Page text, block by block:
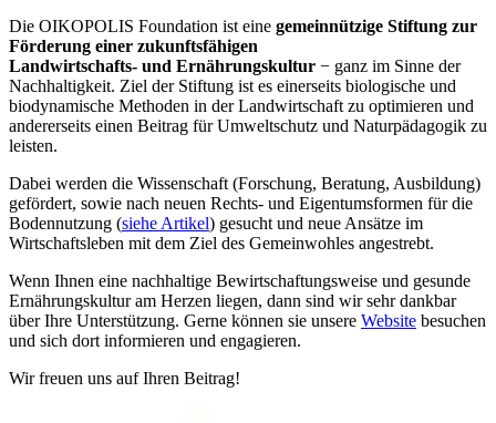
Die OIKOPOLIS Foundation ist eine gemeinnützige Stiftung zur
Förderung einer zukunftsfähigen
Landwirtschafts- und Ernährungskultur − ganz im Sinne der
Nachhaltigkeit. Ziel der Stiftung ist es einerseits biologische und
biodynamische Methoden in der Landwirtschaft zu optimieren und
andererseits einen Beitrag für Umweltschutz und Naturpädagogik zu
leisten.
Dabei werden die Wissenschaft (Forschung, Beratung, Ausbildung)
gefördert, sowie nach neuen Rechts- und Eigentumsformen für die
Bodennutzung (siehe Artikel) gesucht und neue Ansätze im
Wirtschaftsleben mit dem Ziel des Gemeinwohles angestrebt.
Wenn Ihnen eine nachhaltige Bewirtschaftungsweise und gesunde
Ernährungskultur am Herzen liegen, dann sind wir sehr dankbar
über Ihre Unterstützung. Gerne können sie unsere Website besuchen
und sich dort informieren und engagieren.
Wir freuen uns auf Ihren Beitrag!